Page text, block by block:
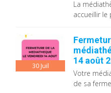
La
accueillir le
30Juil
14 août
Votre
de sa